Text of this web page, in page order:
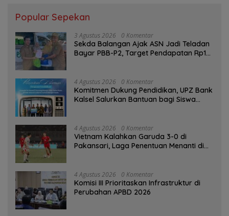
Popular Sepekan
3 Agustus 2026 0 Komentar
Sekda Balangan Ajak ASN Jadi Teladan
Bayar PBB-P2, Target Pendapatan Rp1
4 Agustus 2026 0 Komentar
Komitmen Dukung Pendidikan, UPZ Bank
Kalsel Salurkan Bantuan bagi Siswa
4 Agustus 2026 0 Komentar
Vietnam Kalahkan Garuda 3-0 di
Pakansari, Laga Penentuan Menanti di
4 Agustus 2026 0 Komentar
‎Komisi III Prioritaskan Infrastruktur di
Perubahan APBD 2026